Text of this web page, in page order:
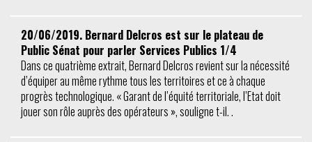
20/06/2019. Bernard Delcros est sur le plateau de
Public Sénat pour parler Services Publics 1/4
Dans ce quatrième extrait, Bernard Delcros revient sur la nécessité
d’équiper au même rythme tous les territoires et ce à chaque
progrès technologique. « Garant de l’équité territoriale, l’Etat doit
jouer son rôle auprès des opérateurs », souligne t-il. .